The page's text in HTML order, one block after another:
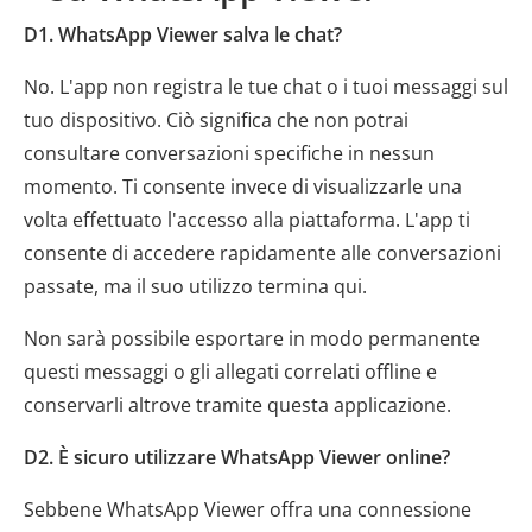
D1. WhatsApp Viewer salva le chat?
No. L'app non registra le tue chat o i tuoi messaggi sul
tuo dispositivo. Ciò significa che non potrai
consultare conversazioni specifiche in nessun
momento. Ti consente invece di visualizzarle una
volta effettuato l'accesso alla piattaforma. L'app ti
consente di accedere rapidamente alle conversazioni
passate, ma il suo utilizzo termina qui.
Non sarà possibile esportare in modo permanente
questi messaggi o gli allegati correlati offline e
conservarli altrove tramite questa applicazione.
D2. È sicuro utilizzare WhatsApp Viewer online?
Sebbene WhatsApp Viewer offra una connessione